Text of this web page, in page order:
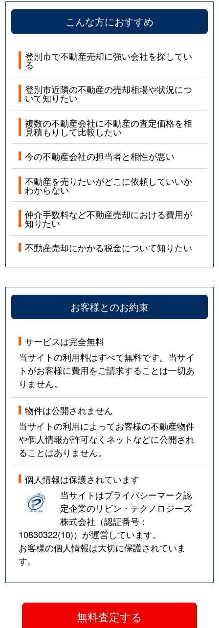
こんな方におすすめ
登別市で不動産売却に強い会社を探してい
る
登別市近隣の不動産の売却相場や状況につ
いて知りたい
複数の不動産会社に不動産の査定価格を相
見積もりして比較したい
今の不動産会社の担当者と相性が悪い
不動産を売りたいがどこに依頼していいか
わからない
仲介手数料など不動産売却における費用が
知りたい
不動産売却にかかる税金について知りたい
お客様とのお約束
サービスは完全無料
当サイトの利用料はすべて無料です。当サイ
トがお客様に費用をご請求することは一切あ
りません。
物件は公開されません
当サイトの利用によってお客様の不動産物件
や個人情報が許可なくネットなどに公開され
ることはありません。
個人情報は保護されています
当サイトはプライバシーマーク認
定企業のリビン・テクノロジーズ
株式会社（認証番号：
10830322(10)）が運営しています。
お客様の個人情報は大切に保護されていま
す。